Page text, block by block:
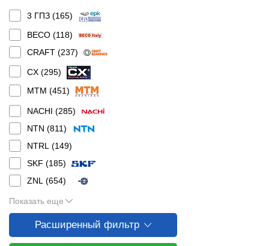
3 ГПЗ (165)
BECO (118)
CRAFT (237)
CX (295)
MTM (451)
NACHI (285)
NTN (811)
NTRL (149)
SKF (185)
ZNL (654)
Показать еще
Расширенный фильтр